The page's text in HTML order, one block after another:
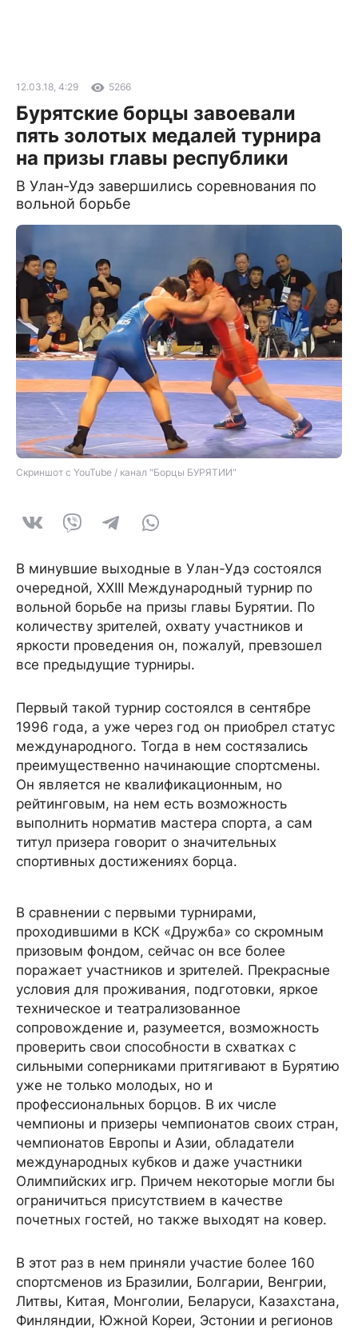
12.03.18, 4:29 5266
Бурятские борцы завоевали
пять золотых медалей турнира
на призы главы республики
В Улан-Удэ завершились соревнования по
вольной борьбе
Скриншот с YouTube / канал "Борцы БУРЯТИИ"
В минувшие выходные в Улан-Удэ состоялся
очередной, XXIII Международный турнир по
вольной борьбе на призы главы Бурятии. По
количеству зрителей, охвату участников и
яркости проведения он, пожалуй, превзошел
все предыдущие турниры.
Первый такой турнир состоялся в сентябре
1996 года, а уже через год он приобрел статус
международного. Тогда в нем состязались
преимущественно начинающие спортсмены.
Он является не квалификационным, но
рейтинговым, на нем есть возможность
выполнить норматив мастера спорта, а сам
титул призера говорит о значительных
спортивных достижениях борца.
В сравнении с первыми турнирами,
проходившими в КСК «Дружба» со скромным
призовым фондом, сейчас он все более
поражает участников и зрителей. Прекрасные
условия для проживания, подготовки, яркое
техническое и театрализованное
сопровождение и, разумеется, возможность
проверить свои способности в схватках с
сильными соперниками притягивают в Бурятию
уже не только молодых, но и
профессиональных борцов. В их числе
чемпионы и призеры чемпионатов своих стран,
чемпионатов Европы и Азии, обладатели
международных кубков и даже участники
Олимпийских игр. Причем некоторые могли бы
ограничиться присутствием в качестве
почетных гостей, но также выходят на ковер.
В этот раз в нем приняли участие более 160
спортсменов из Бразилии, Болгарии, Венгрии,
Литвы, Китая, Монголии, Беларуси, Казахстана,
Финляндии, Южной Кореи, Эстонии и регионов